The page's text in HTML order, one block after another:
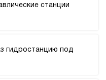
станции
гидростанцию под